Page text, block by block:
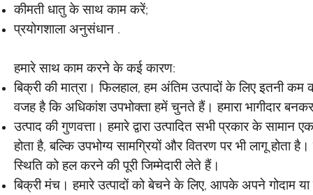
कीमती धातु के साथ काम करें;
प्रयोगशाला अनुसंधान .
हमारे साथ काम करने के कई कारण:
बिक्री की मात्रा। फिलहाल, हम अंतिम उत्पादों के लिए इतनी
वजह है कि अधिकांश उपभोक्ता हमें चुनते हैं। हमारा भागीदार
उत्पाद की गुणवत्ता। हमारे द्वारा उत्पादित सभी प्रकार के
होता है, बल्कि उपभोग्य सामग्रियों और वितरण पर भी लागू
स्थिति को हल करने की पूरी जिम्मेदारी लेते हैं।
बिक्री मंच। हमारे उत्पादों को बेचने के लिए, आपके अपने गोदाम